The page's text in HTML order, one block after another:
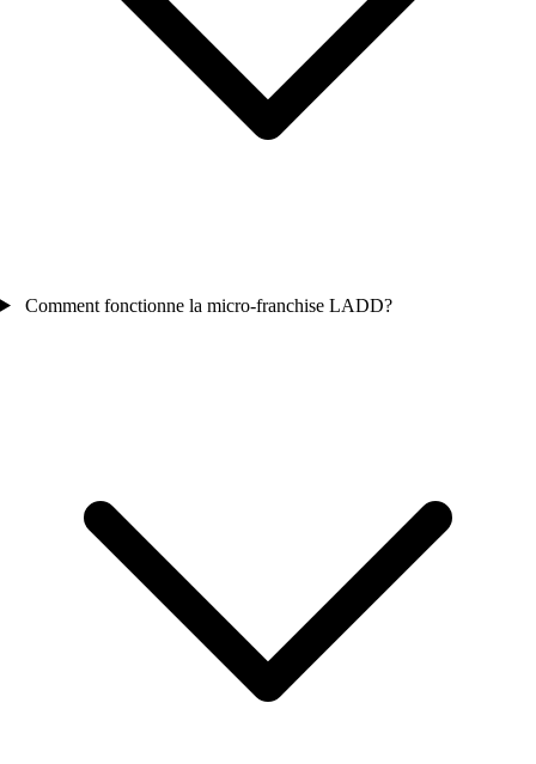
Comment fonctionne la micro-franchise LADD?